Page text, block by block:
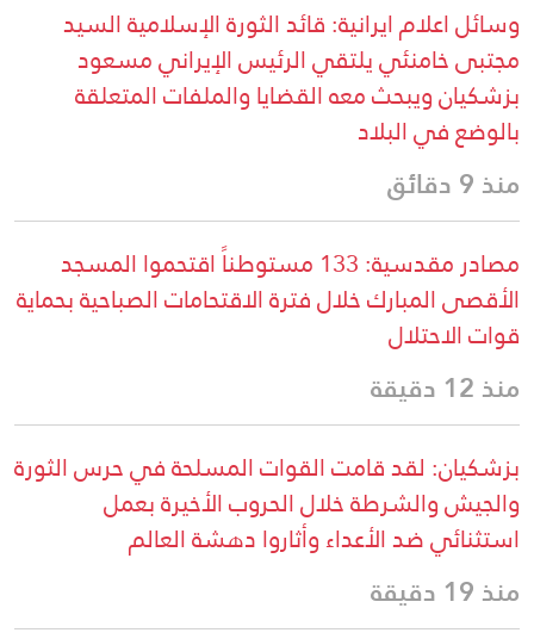
وسائل اعلام ايرانية: قائد الثورة الإسلامية السيد
مجتبى خامنئي يلتقي الرئيس الإيراني مسعود
بزشكيان ويبحث معه القضايا والملفات المتعلقة
بالوضع في البلاد
منذ 9 دقائق
مصادر مقدسية: 133 مستوطناً اقتحموا المسجد
الأقصى المبارك خلال فترة الاقتحامات الصباحية بحماية
قوات الاحتلال
منذ 12 دقيقة
بزشكيان: لقد قامت القوات المسلحة في حرس الثورة
والجيش والشرطة خلال الحروب الأخيرة بعمل
استثنائي ضد الأعداء وأثاروا دهشة العالم
منذ 19 دقيقة